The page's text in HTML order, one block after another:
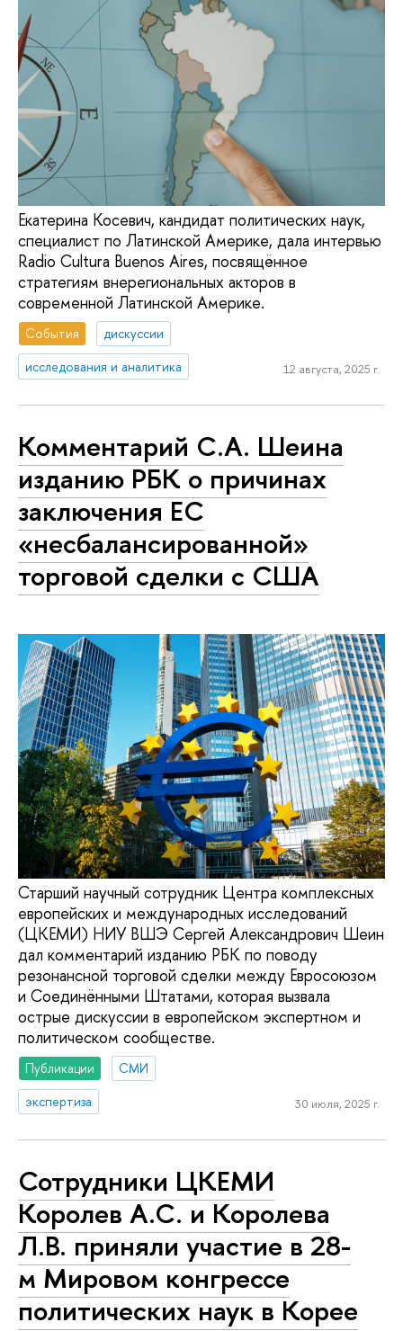
Екатерина Косевич, кандидат политических наук,
специалист по Латинской Америке, дала интервью
Radio Cultura Buenos Aires, посвящённое
стратегиям внерегиональных акторов в
современной Латинской Америке.
События
дискуссии
исследования и аналитика
12 августа, 2025 г.
Комментарий С.А. Шеина
изданию РБК о причинах
заключения ЕС
«несбалансированной»
торговой сделки с США
Старший научный сотрудник Центра комплексных
европейских и международных исследований
(ЦКЕМИ) НИУ ВШЭ Сергей Александрович Шеин
дал комментарий изданию РБК по поводу
резонансной торговой сделки между Евросоюзом
и Соединёнными Штатами, которая вызвала
острые дискуссии в европейском экспертном и
политическом сообществе.
Публикации
СМИ
экспертиза
30 июля, 2025 г.
Сотрудники ЦКЕМИ
Королев А.С. и Королева
Л.В. приняли участие в 28-
м Мировом конгрессе
политических наук в Корее